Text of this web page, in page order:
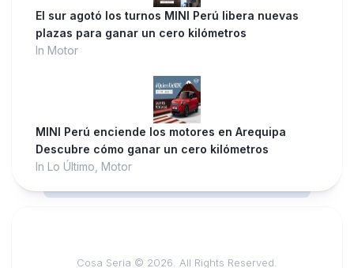
El sur agotó los turnos MINI Perú libera nuevas
plazas para ganar un cero kilómetros
In Motor
MINI Perú enciende los motores en Arequipa
Descubre cómo ganar un cero kilómetros
In Lo Último, Motor
Cosa Seria © 2026. All Rights Reserved.